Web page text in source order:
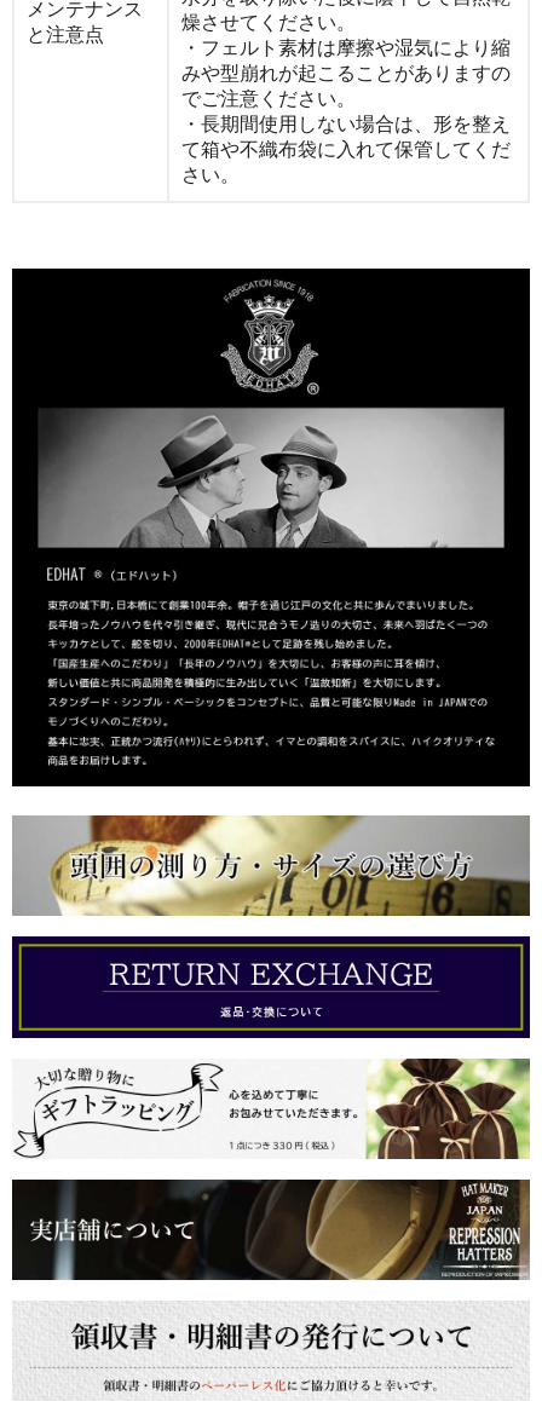
メンテナンス
と注意点
燥させてください。
・フェルト素材は摩擦や湿気により縮
みや型崩れが起こることがありますの
でご注意ください。
・長期間使用しない場合は、形を整え
て箱や不織布袋に入れて保管してくだ
さい。